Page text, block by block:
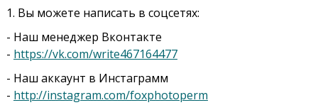
1. Вы можете написать в соцсетях:
- Наш менеджер Вконтакте
- https://vk.com/write467164477
- Наш аккаунт в Инстаграмм
- http://instagram.com/foxphotoperm